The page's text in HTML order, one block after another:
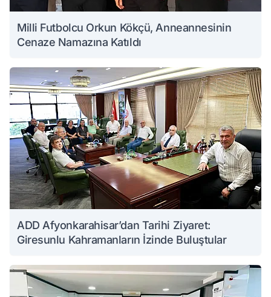
Milli Futbolcu Orkun Kökçü, Anneannesinin
Cenaze Namazına Katıldı
ADD Afyonkarahisar’dan Tarihi Ziyaret:
Giresunlu Kahramanların İzinde Buluştular